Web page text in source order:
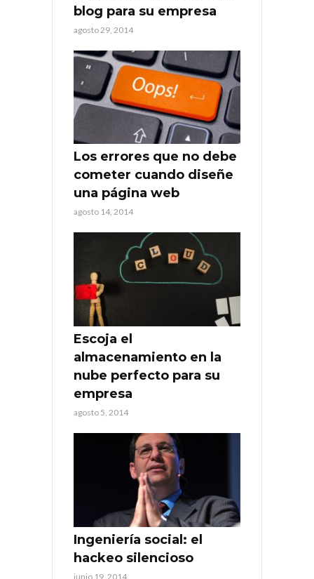
blog para su empresa
agosto 29, 2014
Los errores que no debe
cometer cuando diseñe
una página web
agosto 14, 2014
Escoja el
almacenamiento en la
nube perfecto para su
empresa
agosto 5, 2014
Ingeniería social: el
hackeo silencioso
junio 19, 2014